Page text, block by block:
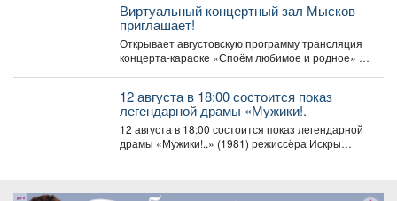
Виртуальный концертный зал Мысков
приглашает!
Открывает августовскую программу трансляция
концерта-караоке «Споём любимое и родное» -
12 августа в 18:00 состоится показ
легендарной драмы «Мужики!.
12 августа в 18:00 состоится показ легендарной
драмы «Мужики!..» (1981) режиссёра Искры